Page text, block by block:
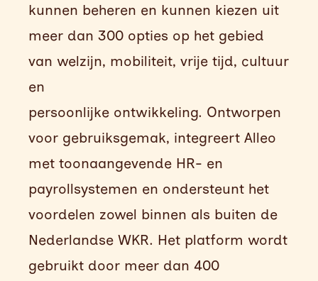
kunnen beheren en kunnen kiezen uit
meer dan 300 opties op het gebied
van welzijn, mobiliteit, vrije tijd, cultuur
en
persoonlijke ontwikkeling. Ontworpen
voor gebruiksgemak, integreert Alleo
met toonaangevende HR- en
payrollsystemen en ondersteunt het
voordelen zowel binnen als buiten de
Nederlandse WKR. Het platform wordt
gebruikt door meer dan 400